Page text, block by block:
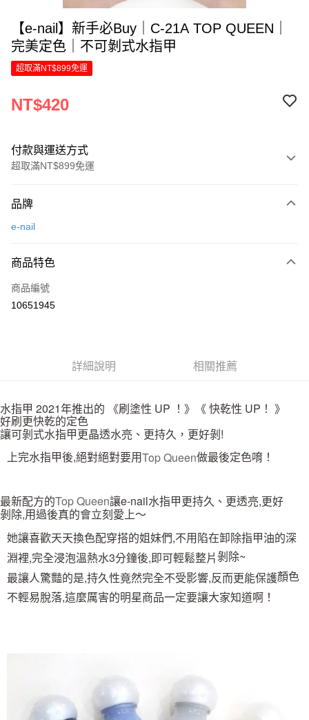
【e-nail】新手必Buy｜C-21A TOP QUEEN｜
完美定色｜不可剝式水指甲
超取滿NT$899免運
NT$420
付款與運送方式
超取滿NT$899免運
信用卡一次付款
Apple Pay
街口支付
相關說明
【大哥付你分期使用說明】
1.本服務由台灣大哥大提供，台灣大哥大用戶可立即使用無須另外申請。
流程，驗證手機門號後，選擇欲分期的期數、繳款截止日，確認付款後即完
4.訂單成立30分鐘內，如未前往確認交易或遇審核未通過，訂單將自動取
消。如遇「轉專審核」未通過狀況，表示未達大哥付你分期系統評分，恕無
法說明評估內容。
【繳款方式說明】
醒簡訊。
2.透過簡訊連結打開帳單後，可選擇「超商條碼／台灣大直營門市／銀行轉
帳／街口支付／iPASS MONEY」等通路繳費。
3.完整用戶服務條款，請詳閱以下連結：
https://oppay.tw/userRule
AFTEE先享後付
相關說明
【關於「AFTEE先享後付」】
１．簡單：不需註冊會員、不需綁卡、不需儲值。
２．便利：只要手機號碼，簡訊認證，即可結帳。
【「AFTEE先享後付」結帳流程】
１．於結帳方式選擇「AFTEE先享後付」後，將跳轉至「AFTEE先享後付」
結帳頁面，進行簡訊認證並確認金額後，即可完成結帳。
２．訂單成立數日內，您將收到繳費通知簡訊。
３．收到繳費通知簡訊後14天內，點擊此簡訊中的連結，可透過四大超商／
【注意事項】
運送方式
付款後全家取貨
每筆NT$70，滿NT$899(含以上)免運費
付款後7-11取貨
每筆NT$70，滿NT$899(含以上)免運費
免運費
品牌
e-nail
商品特色
商品編號
10651945
詳細說明 相關推薦
水指甲 2021年推出的 《刷塗性 UP ！》《 快乾性 UP！ 》
好刷更快乾的定色
讓可剝式水指甲更晶透水亮、更持久，更好剝!
上完水指甲後,絕對絕對要用Top Queen做最後定色唷！
最新配方的Top Queen讓e-nail水指甲更持久、更透亮,更好
剝除,用過後真的會立刻愛上～
她讓喜歡天天換色配穿搭的姐妹們,不用陷在卸除指甲油的深
淵裡,完全浸泡溫熱水3分鐘後,即可輕鬆整片剝除~
最讓人驚豔的是,持久性竟然完全不受影響,反而更能保護顏色
不輕易脫落,這麼厲害的明星商品一定要讓大家知道啊！